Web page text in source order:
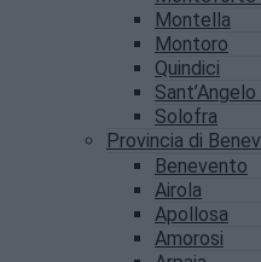
Montella
Montoro
Quindici
Solofra
Provincia di
Benevento
Airola
Apollosa
Amorosi